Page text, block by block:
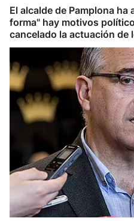
El alcalde de Pamplona
forma" hay motivos
cancelado la actuación de